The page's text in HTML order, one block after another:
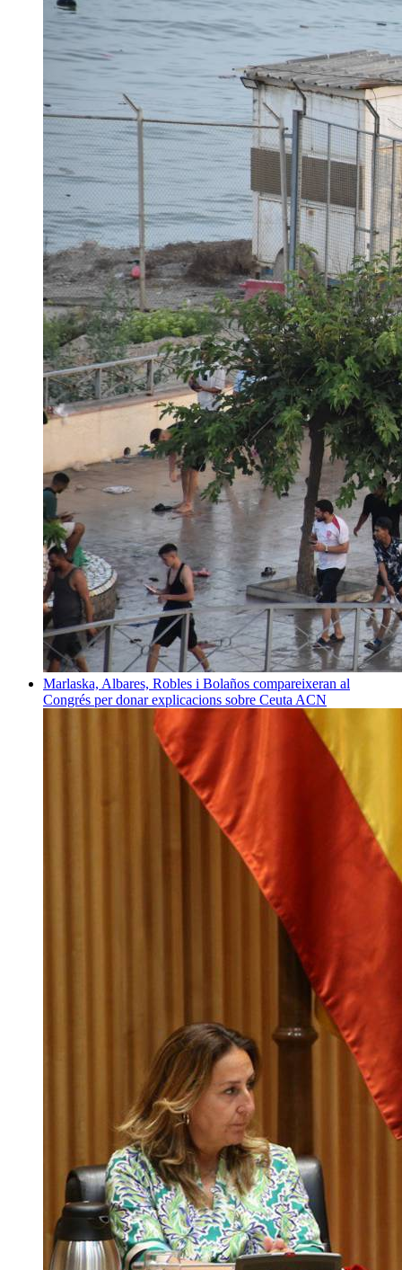
Marlaska, Albares, Robles i Bolaños compareixeran al
Congrés per donar explicacions sobre Ceuta ACN